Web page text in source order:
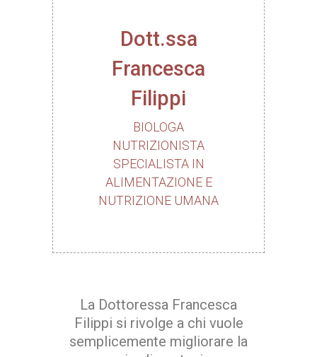
Dott.ssa
Francesca
Filippi
BIOLOGA
NUTRIZIONISTA
SPECIALISTA IN
ALIMENTAZIONE E
NUTRIZIONE UMANA
La Dottoressa Francesca
Filippi si rivolge a chi vuole
semplicemente migliorare la